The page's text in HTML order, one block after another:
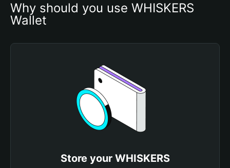
Why should you use WHISKERS
Wallet
Store your WHISKERS